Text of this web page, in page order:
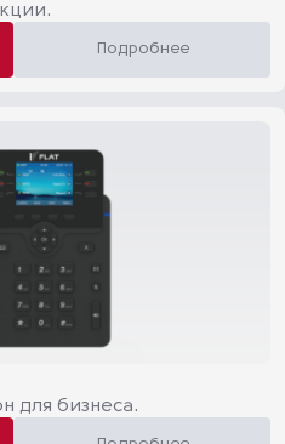
Подробнее
для бизнеса.